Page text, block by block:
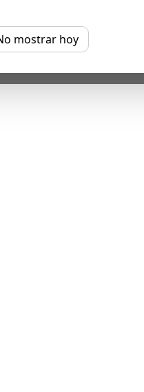
mostrar hoy